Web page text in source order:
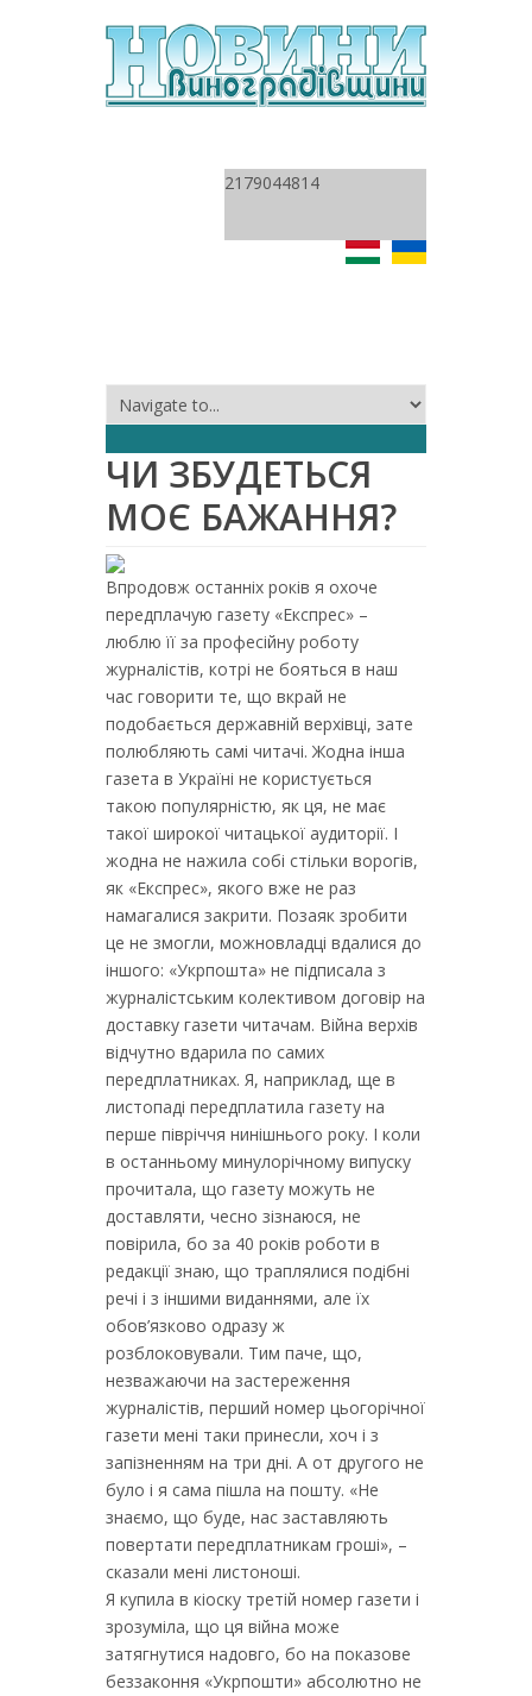
2179044814
ЧИ ЗБУДЕТЬСЯ
МОЄ БАЖАННЯ?
Впродовж останніх років я охоче
передплачую газету «Експрес» –
люблю її за професійну роботу
журналістів, котрі не бояться в наш
час говорити те, що вкрай не
подобається державній верхівці, зате
полюбляють самі читачі. Жодна інша
газета в Україні не користується
такою популярністю, як ця, не має
такої широкої читацької аудиторії. І
жодна не нажила собі стільки ворогів,
як «Експрес», якого вже не раз
намагалися закрити. Позаяк зробити
це не змогли, можновладці вдалися до
іншого: «Укрпошта» не підписала з
журналістським колективом договір на
доставку газети читачам. Війна верхів
відчутно вдарила по самих
передплатниках. Я, наприклад, ще в
листопаді передплатила газету на
перше півріччя нинішнього року. І коли
в останньому минулорічному випуску
прочитала, що газету можуть не
доставляти, чесно зізнаюся, не
повірила, бо за 40 років роботи в
редакції знаю, що траплялися подібні
речі і з іншими виданнями, але їх
обов’язково одразу ж
розблоковували. Тим паче, що,
незважаючи на застереження
журналістів, перший номер цьогорічної
газети мені таки принесли, хоч і з
запізненням на три дні. А от другого не
було і я сама пішла на пошту. «Не
знаємо, що буде, нас заставляють
повертати передплатникам гроші», –
сказали мені листоноші.
Я купила в кіоску третій номер газети і
зрозуміла, що ця війна може
затягнутися надовго, бо на показове
беззаконня «Укрпошти» абсолютно не